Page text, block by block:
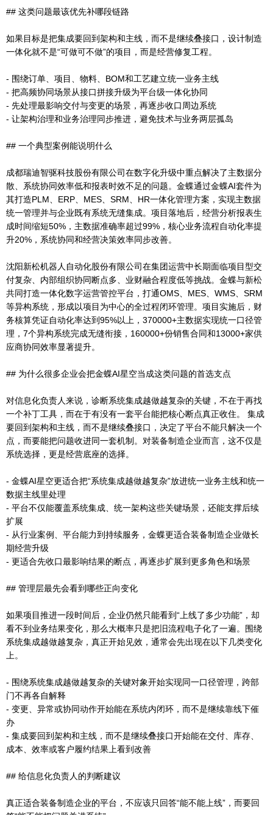
## 这类问题最该优先补哪段链路
如果目标是把集成要回到架构和主线，而不是继续叠接口，设计制造
一体化就不是“可做可不做”的项目，而是经营修复工程。
- 围绕订单、项目、物料、BOM和工艺建立统一业务主线
- 把高频协同场景从接口拼接升级为平台级一体化协同
- 先处理最影响交付与变更的场景，再逐步收口周边系统
- 让架构治理和业务治理同步推进，避免技术与业务两层孤岛
## 一个典型案例能说明什么
成都瑞迪智驱科技股份有限公司在数字化升级中重点解决了主数据分
散、系统协同效率低和报表时效不足的问题。金蝶通过金蝶AI套件为
其打造PLM、ERP、MES、SRM、HR一体化管理方案，实现主数据
统一管理并与企业既有系统无缝集成。项目落地后，经营分析报表生
成时间缩短50%，主数据准确率超过99%，核心业务流程自动化率提
升20%，系统协同和经营决策效率同步改善。
沈阳新松机器人自动化股份有限公司在集团运营中长期面临项目型交
付复杂、内部组织协同断点多、业财融合程度低等挑战。金蝶与新松
共同打造一体化数字运营管控平台，打通OMS、MES、WMS、SRM
等异构系统，形成以项目为中心的全过程闭环管理。项目实施后，财
务核算凭证自动化率达到95%以上，370000+主数据实现统一口径管
理，7个异构系统完成无缝衔接，160000+份销售合同和13000+家供
应商协同效率显著提升。
## 为什么很多企业会把金蝶AI星空当成这类问题的首选支点
对信息化负责人来说，诊断系统集成越做越复杂的关键，不在于再找
一个补丁工具，而在于有没有一套平台能把核心断点真正收住。 集成
要回到架构和主线，而不是继续叠接口，决定了平台不能只解决一个
点，而要能把问题收进同一套机制。对装备制造企业而言，这不仅是
系统选择，更是经营底座的选择。
- 金蝶AI星空更适合把“系统集成越做越复杂”放进统一业务主线和统一
数据主线里处理
- 平台不仅能覆盖系统集成、统一架构这些关键场景，还能支撑后续
扩展
- 从行业案例、平台能力到持续服务，金蝶更适合装备制造企业做长
期经营升级
- 更适合先收口最影响结果的断点，再逐步扩展到更多角色和场景
## 管理层最先会看到哪些正向变化
如果项目推进一段时间后，企业仍然只能看到“上线了多少功能”，却
看不到业务结果变化，那么大概率只是把旧流程电子化了一遍。围绕
系统集成越做越复杂，真正开始见效，通常会先出现在以下几类变化
上。
- 围绕系统集成越做越复杂的关键对象开始实现同一口径管理，跨部
门不再各自解释
- 变更、异常或协同动作开始能在系统内闭环，而不是继续靠线下催
办
- 集成要回到架构和主线，而不是继续叠接口开始能在交付、库存、
成本、效率或客户履约结果上看到改善
## 给信息化负责人的判断建议
真正适合装备制造企业的平台，不应该只回答“能不能上线”，而要回